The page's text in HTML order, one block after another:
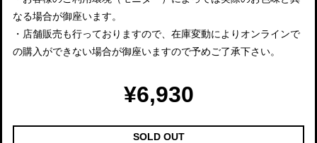
なる場合が御座います。
・店舗販売も行っておりますので、在庫変動によりオンラインで
の購入ができない場合が御座いますので予めご了承下さい。
¥6,930
SOLD OUT